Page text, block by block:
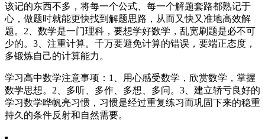
该记的东西不多，将每一个公式、每一个解题套路都熟记于
心，做题时就能更快找到解题思路，从而又快又准地高效解
题。2、数学是一门理科，要想学好数学，乱宽刷题是必不可
少的。3、注重计算。千万要避免计算的错误，要端正态度，
多锻炼自己的计算能力。
学习高中数学注意事项：1、用心感受数学，欣赏数学，掌握
数学思想。2、多听、多作、多想、多问。3、建立轿亏良好的
学习数学哗帆亮习惯，习惯是经过重复练习而巩固下来的稳重
持久的条件反射和自然需要。